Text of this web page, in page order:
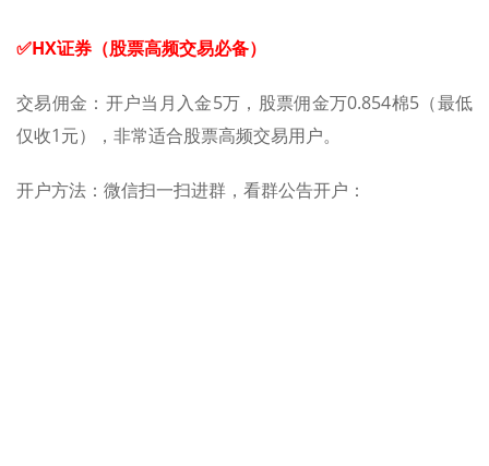
✅HX证券（股票高频交易必备）
交易佣金：开户当月入金5万，股票佣金万0.854棉5（最低
仅收1元），非常适合股票高频交易用户。
开户方法：微信扫一扫进群，看群公告开户：